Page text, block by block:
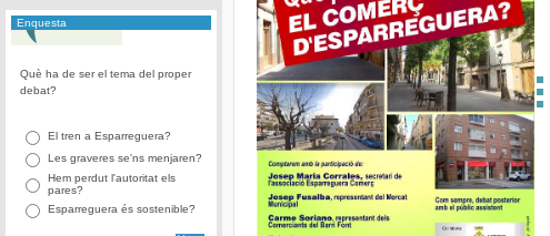
Enquesta
Què ha de ser el tema del proper
debat?
El tren a Esparreguera?
Les graveres se'ns menjaren?
Hem perdut l'autoritat els
pares?
Esparreguera és sostenible?